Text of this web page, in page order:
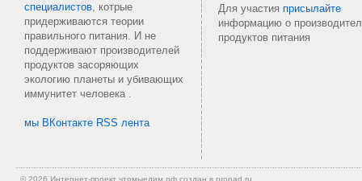
специалистов, котрые
придерживаются теории
правильного питания. И не
поддерживают производителей
продуктов засоряющих
экологию планеты и убивающих
иммунитет человека .
мы ВКонтакте RSS лента
Для участия присылайте
информацию о
продуктов питания
© 2026 Интернет-проект чтомыедим.рф создан в pronad.ru